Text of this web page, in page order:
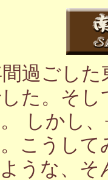
過ごし
た。そ
しかし
こうし
うな、